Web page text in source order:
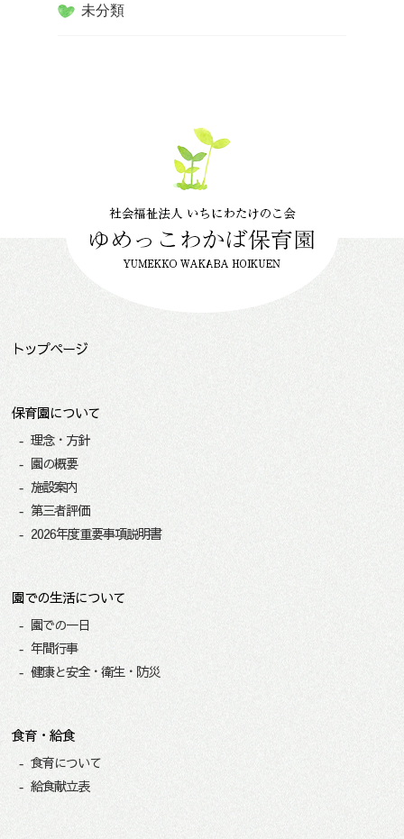
未分類
トップページ
保育園について
理念・方針
園の概要
施設案内
第三者評価
2026年度重要事項説明書
園での生活について
園での一日
年間行事
健康と安全・衛生・防災
食育・給食
食育について
給食献立表